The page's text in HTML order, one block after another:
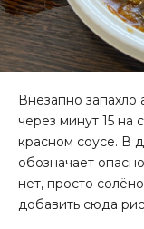
Внезапно запахло
через минут 15 на
красном соусе. В
обозначает
нет, просто
добавить сюда